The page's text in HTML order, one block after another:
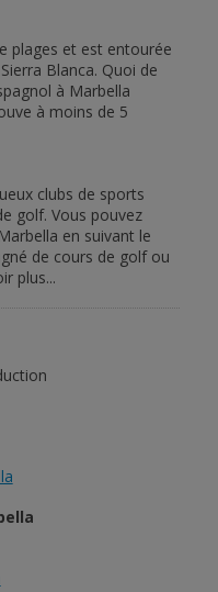
plages et est entourée
Blanca. Quoi de
à Marbella
à moins de 5
clubs de sports
golf. Vous pouvez
en suivant le
de cours de golf ou
plus...